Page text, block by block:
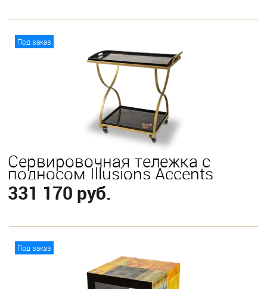
Под заказ
Сервировочная тележка с
подносом Illusions Accents
331 170 руб.
Под заказ